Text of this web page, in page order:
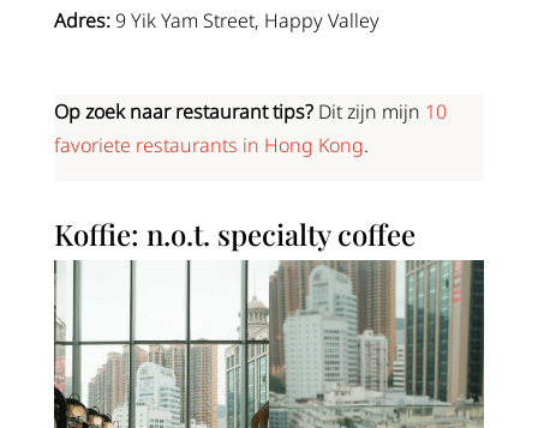
Adres:9 Yik Yam Street, Happy Valley
Op zoek naar restaurant tips?Dit zijn mijn 10
favoriete restaurants in Hong Kong.
Koffie: n.o.t. specialty coffee